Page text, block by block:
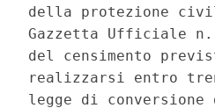
della protezione
Gazzetta Ufficiale
del censimento
realizzarsi entro
legge di